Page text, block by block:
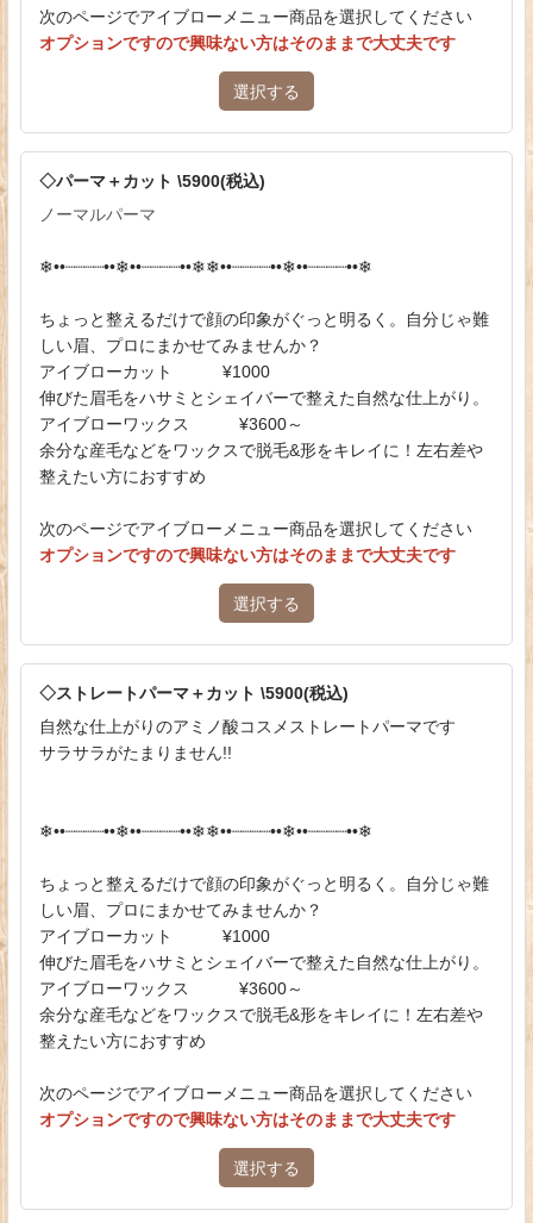
次のページでアイブローメニュー商品を選択してください
オプションですので興味ない方はそのままで大丈夫です
選択する
◇パーマ＋カット \5900(税込)
ノーマルパーマ
❄︎••┈┈┈┈••❄︎••┈┈┈┈••❄︎❄︎••┈┈┈┈••❄︎••┈┈┈┈••❄︎
ちょっと整えるだけで顔の印象がぐっと明るく。自分じゃ難
しい眉、プロにまかせてみませんか？
アイブローカット ¥1000
伸びた眉毛をハサミとシェイバーで整えた自然な仕上がり。
アイブローワックス ¥3600～
余分な産毛などをワックスで脱毛&形をキレイに！左右差や
整えたい方におすすめ
次のページでアイブローメニュー商品を選択してください
オプションですので興味ない方はそのままで大丈夫です
選択する
◇ストレートパーマ＋カット \5900(税込)
自然な仕上がりのアミノ酸コスメストレートパーマです
サラサラがたまりません!!
❄︎••┈┈┈┈••❄︎••┈┈┈┈••❄︎❄︎••┈┈┈┈••❄︎••┈┈┈┈••❄︎
ちょっと整えるだけで顔の印象がぐっと明るく。自分じゃ難
しい眉、プロにまかせてみませんか？
アイブローカット ¥1000
伸びた眉毛をハサミとシェイバーで整えた自然な仕上がり。
アイブローワックス ¥3600～
余分な産毛などをワックスで脱毛&形をキレイに！左右差や
整えたい方におすすめ
次のページでアイブローメニュー商品を選択してください
オプションですので興味ない方はそのままで大丈夫です
選択する